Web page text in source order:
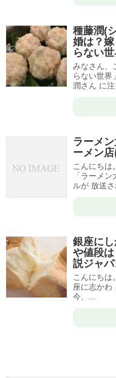
種藤潤(
婚は？
らない世
みなさん、
らない世界
潤さん に
ラーメ
ーメン
こんにちは
「ラーメ
ルが 放送
銀座に
や値段
説ジャパ
こんにちは
座に志かわ
今、...